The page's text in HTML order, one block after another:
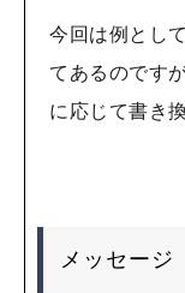
今回は例とし
てあるのです
に応じて書き
メッセージ